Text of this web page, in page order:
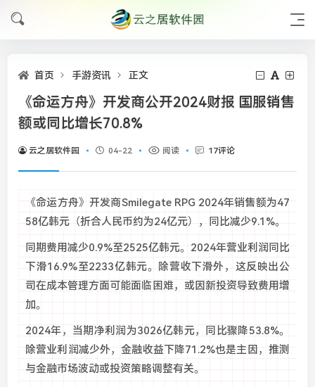
首页 手游资讯 正文
《命运方舟》开发商公开2024财报 国服销售
额或同比增长70.8%
云之居软件园 04-22 阅读 17评论
《命运方舟》开发商Smilegate RPG 2024年销售额为47
58亿韩元（折合人民币约为24亿元），同比减少9.1%。
同期费用减少0.9%至2525亿韩元。2024年营业利润同比
下滑16.9%至2233亿韩元。除营收下滑外，这反映出公
司在成本管理方面可能面临困难，或因新投资导致费用增
加。
2024年，当期净利润为3026亿韩元，同比骤降53.8%。
除营业利润减少外，金融收益下降71.2%也是主因，推测
与金融市场波动或投资策略调整有关。